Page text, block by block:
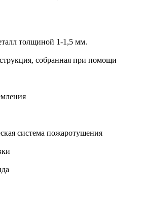
толщиной 1-1,5 мм.
собранная при помощи
система пожаротушения